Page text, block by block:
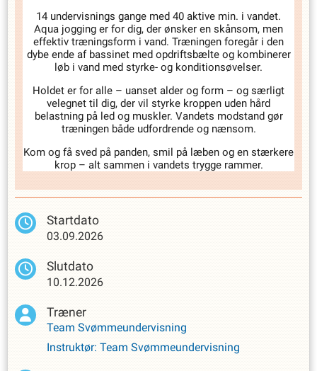
14 undervisnings gange med 40 aktive min. i vandet.
Aqua jogging er for dig, der ønsker en skånsom, men
effektiv træningsform i vand. Træningen foregår i den
dybe ende af bassinet med opdriftsbælte og kombinerer
løb i vand med styrke- og konditionsøvelser.
Holdet er for alle – uanset alder og form – og særligt
velegnet til dig, der vil styrke kroppen uden hård
belastning på led og muskler. Vandets modstand gør
træningen både udfordrende og nænsom.
Kom og få sved på panden, smil på læben og en stærkere
krop – alt sammen i vandets trygge rammer.
Startdato
03.09.2026
Slutdato
10.12.2026
Træner
Team Svømmeundervisning
Instruktør: Team Svømmeundervisning